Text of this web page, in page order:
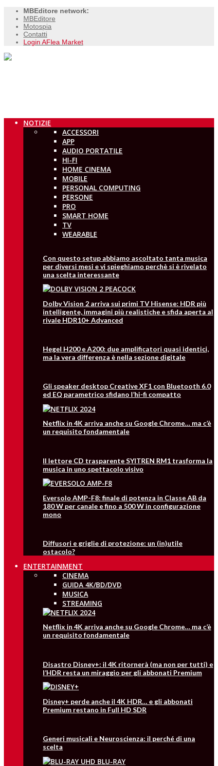
MBEditore network:
MBEditore
Motospia
Contatti
Login AFlea Market
NOTIZIE
ACCESSORI
APP
AUDIO PORTATILE
HI-FI
HOME CINEMA
MOBILE
PERSONAL COMPUTING
PERSONE
PRO
SMART HOME
TV
WEARABLE
Con questo setup abbiamo ascoltato tanta musica
per diversi mesi e vi spieghiamo perchè si è rivelato
una scelta interessante
Dolby Vision 2 arriva sui primi TV Hisense: HDR più
intelligente, immagini più realistiche e sfida aperta al
rivale HDR10+ Advanced
Hegel H200 e A200: due amplificatori quasi identici,
ma la vera differenza è nella sezione digitale
Gli speaker desktop Creative XF1 con Bluetooth 6.0
ed EQ parametrico sfidano l’hi-fi compatto
Netflix in 4K arriva anche su Google Chrome… ma c’è
un requisito fondamentale
Il lettore CD trasparente SYITREN RM1 trasforma la
musica in uno spettacolo visivo
Eversolo AMP-F8: finale di potenza in Classe AB da
180 W per canale e fino a 500 W in configurazione
mono
Diffusori e griglie di protezione: un (in)utile
ostacolo?
ENTERTAINMENT
CINEMA
GUIDA 4K/BD/DVD
MUSICA
STREAMING
Netflix in 4K arriva anche su Google Chrome… ma c’è
un requisito fondamentale
Disastro Disney+: il 4K ritornerà (ma non per tutti) e
l’HDR resta un miraggio per gli abbonati Premium
Disney+ perde anche il 4K HDR… e gli abbonati
Premium restano in Full HD SDR
Generi musicali e Neuroscienza: il perché di una
scelta